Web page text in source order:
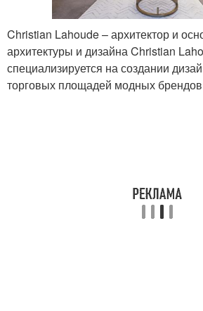
Christian Lahoude – архитектор и
архитектуры и дизайна Christian
специализируется на создании
торговых площадей модных брендов